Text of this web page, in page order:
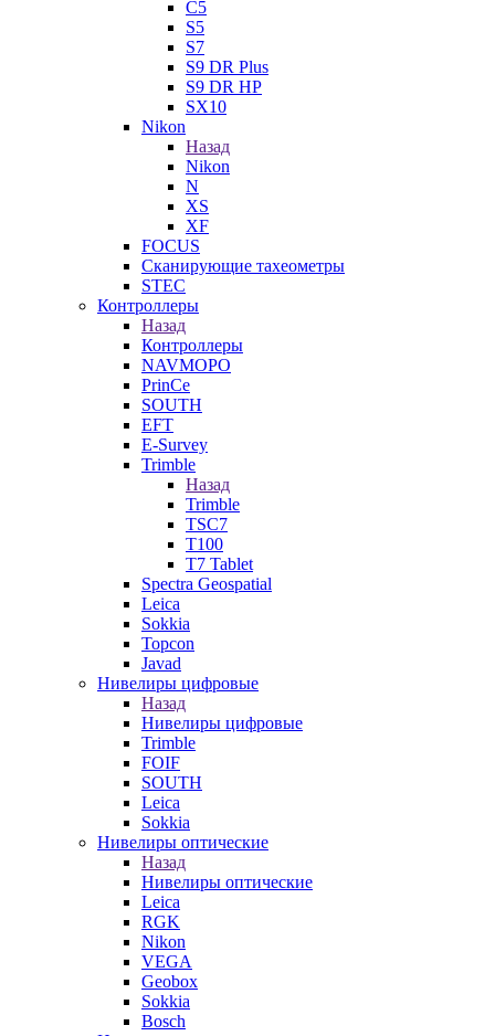
C5
S5
S7
S9 DR Plus
S9 DR HP
SX10
Nikon
Назад
Nikon
N
XS
XF
FOCUS
Сканирующие тахеометры
STEC
Контроллеры
Назад
Контроллеры
NAVMOPO
PrinCe
SOUTH
EFT
E-Survey
Trimble
Назад
Trimble
TSC7
T100
T7 Tablet
Spectra Geospatial
Leica
Sokkia
Topcon
Javad
Нивелиры цифровые
Назад
Нивелиры цифровые
Trimble
FOIF
SOUTH
Leica
Sokkia
Нивелиры оптические
Назад
Нивелиры оптические
Leica
RGK
Nikon
VEGA
Geobox
Sokkia
Bosch